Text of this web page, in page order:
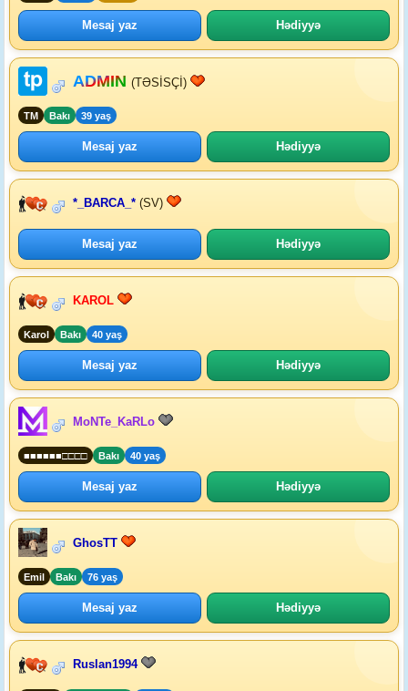
Mesaj yaz Hədiyyə
ADMIN (TƏSİSÇİ)
TM Bakı 39 yaş
Mesaj yaz Hədiyyə
*_BARCA_* (SV)
Mesaj yaz Hədiyyə
KAROL
Karol Bakı 40 yaş
Mesaj yaz Hədiyyə
MoNTe_KaRLo
■■■■■■□□□□ Bakı 40 yaş
Mesaj yaz Hədiyyə
GhosTT
Emil Bakı 76 yaş
Mesaj yaz Hədiyyə
Ruslan1994